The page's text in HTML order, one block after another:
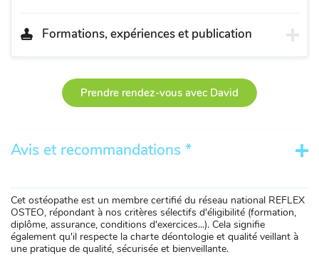
Formations, expériences et publication
Prendre rendez-vous avec David
Avis et recommandations *
Cet ostéopathe est un membre certifié du réseau national REFLEX
OSTEO, répondant à nos critères sélectifs d'éligibilité (formation,
diplôme, assurance, conditions d'exercices...). Cela signifie
également qu'il respecte la charte déontologie et qualité veillant à
une pratique de qualité, sécurisée et bienveillante.